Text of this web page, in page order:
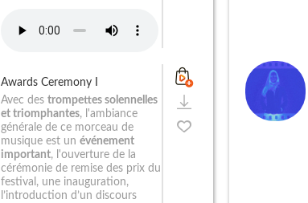
Awards Ceremony I
Avec destrompettes solennelles
et triomphantes, l'ambiance
générale de ce morceau de
musique est unévénement
important, l'ouverture de la
cérémonie de remise des prix du
festival, une inauguration,
l’introduction d’un discours